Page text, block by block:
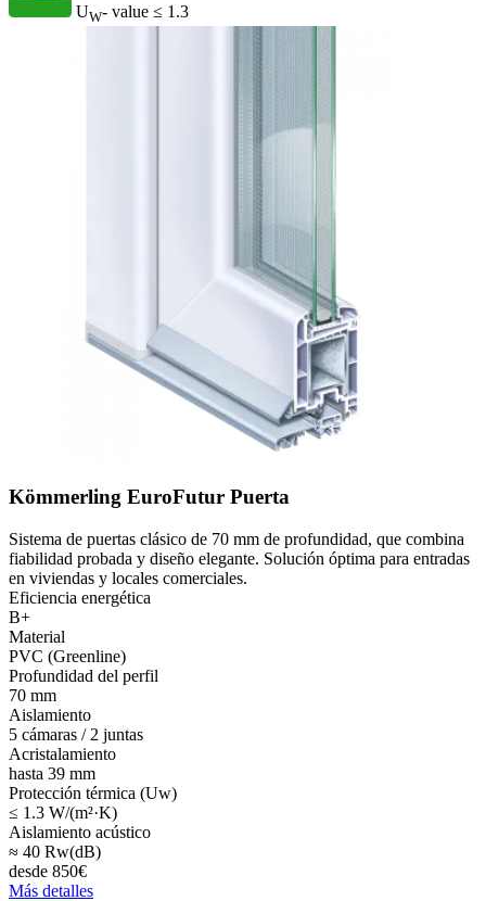
UW- value ≤ 1.3
Kömmerling EuroFutur Puerta
Sistema de puertas clásico de 70 mm de profundidad, que combina
fiabilidad probada y diseño elegante. Solución óptima para entradas
en viviendas y locales comerciales.
Eficiencia energética
B+
Material
PVC (Greenline)
Profundidad del perfil
70 mm
Aislamiento
5 cámaras / 2 juntas
Acristalamiento
hasta 39 mm
Protección térmica (Uw)
≤ 1.3 W/(m²·K)
Aislamiento acústico
≈ 40 Rw(dB)
desde 850€
Más detalles